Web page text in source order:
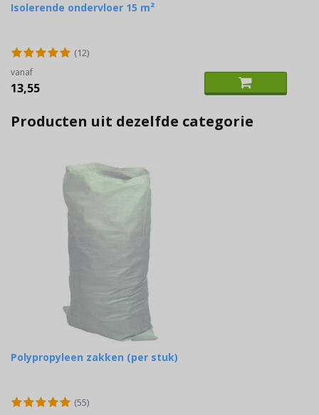
Isolerende ondervloer 15 m²
(12)
vanaf
13,55
Producten uit dezelfde categorie
Polypropyleen zakken (per stuk)
(55)